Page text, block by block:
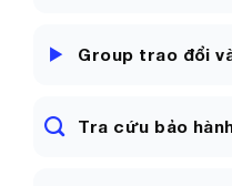
#tainghecoday
#tainghegamingcoday
Group trao đổi
Tra cứu bảo